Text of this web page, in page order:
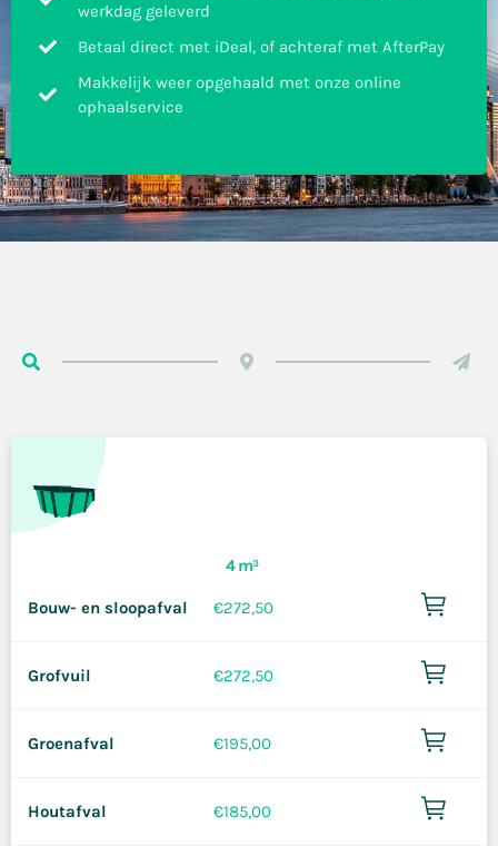
werkdag geleverd
Betaal direct met iDeal, of achteraf met AfterPay
Makkelijk weer opgehaald met onze online
ophaalservice
4 m³
Bouw- en sloopafval €272,50
Grofvuil €272,50
Groenafval €195,00
Houtafval €185,00